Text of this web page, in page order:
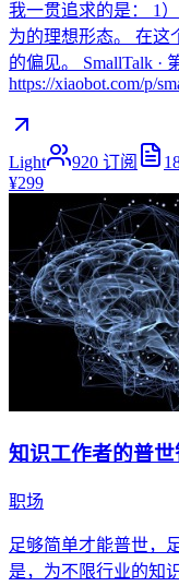
我一贯追求的是： 1
为的理想形态。 在这
的偏见。 SmallTalk ·
https://xiaobot.com/p/
Light 920 订阅
¥299
知识工作者的普
职场
足够简单才能普世，
是，为不限行业的知